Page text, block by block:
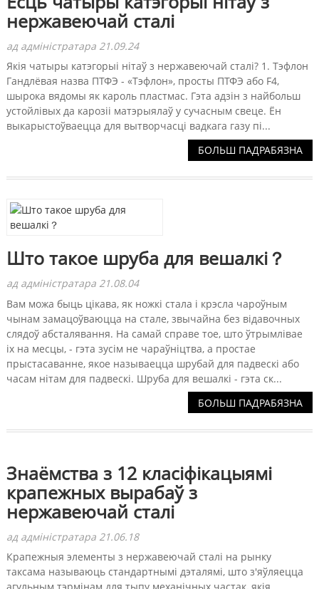
нержавеючай сталі
ад адміністратара 21.09.24
Якія чатыры катэгорыі нітаў з нержавеючай сталі? 1. Тэфлон
Гандлёвая назва ПТФЭ - «Тэфлон», просты ПТФЭ або F4,
шырока вядомы як кароль пластмас. Гэта адзін з найбольш
устойлівых да карозіі матэрыялаў у сучасным свеце. Ён
выкарыстоўваецца для вытворчасці вадкага газу пі...
БОЛЬШ ПАДРАБЯЗНА
Што такое шруба для вешалкі？
ад адміністратара 21.08.04
Вам можа быць цікава, як ножкі стала і крэсла чароўным
чынам замацоўваюцца на стале, звычайна без відавочных
слядоў абсталявання. На самай справе тое, што ўтрымлівае
іх на месцы, - гэта зусім не чараўніцтва, а простае
прыстасаванне, якое называецца шрубай для падвескі або
часам нітам для падвескі. Шруба для вешалкі - гэта ск...
БОЛЬШ ПАДРАБЯЗНА
Знаёмства з 12 класіфікацыямі
крапежных вырабаў з
нержавеючай сталі
ад адміністратара 21.06.18
Крапежныя элементы з нержавеючай сталі на рынку
таксама называюць стандартнымі дэталямі, што з'яўляецца